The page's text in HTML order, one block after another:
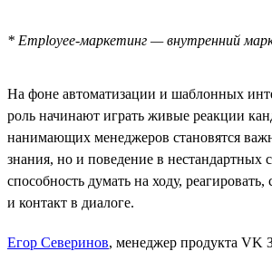
* Employee-маркетинг — внутренний
На фоне автоматизации и шаблонных
роль начинают играть живые реакции
нанимающих менеджеров становятся
знания, но и поведение в нестандартных
способность думать на ходу, реагировать,
и контакт в диалоге.
Егор Северинов, менеджер продукта VK